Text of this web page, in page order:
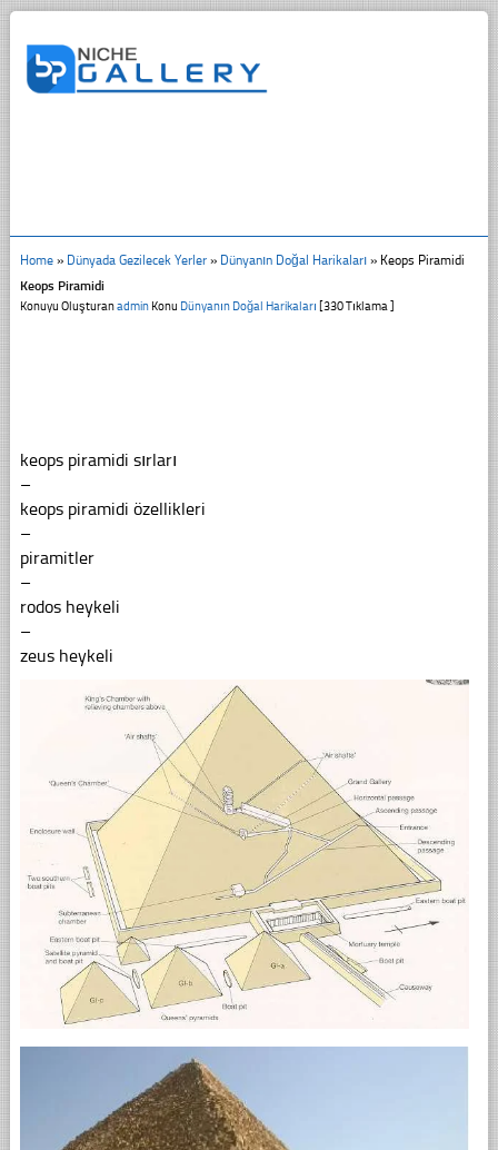
Home» Dünyada Gezilecek Yerler» Dünyanın Doğal Harikaları» Keops Piramidi
Keops Piramidi
Konuyu OluşturanadminKonu Dünyanın Doğal Harikaları [330 Tıklama ]
keops piramidi sırları
–
keops piramidi özellikleri
–
piramitler
–
rodos heykeli
–
zeus heykeli